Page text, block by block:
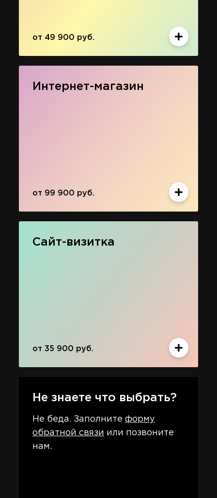
от 49 900 руб.
Интернет-магазин
от 99 900 руб.
Сайт-визитка
от 35 900 руб.
Не знаете что выбрать?
Не беда. Заполните форму
обратной связи или позвоните
нам.